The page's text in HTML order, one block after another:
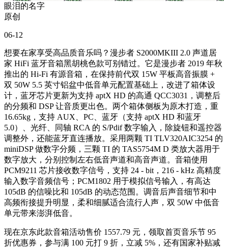
眼泪的名字
原创
06-12
想要在家享受高品质音乐吗？漫步者 S2000MKIII 2.0 声道居
家 HiFi 蓝牙音箱黑胡桃色款可别错过。它是漫步者 2019 年秋
推出的 Hi-Fi 有源音箱，在保持前代双 15W 平板高音振膜 +
双 50W 5.5 英寸铝盆中低音单元配置基础上，改进了箱体设
计，蓝牙芯片更新为支持 aptX HD 的高通 QCC3031，调整后
的分频和 DSP 让音质更出色。两个箱体侧板为原木打造，重
16.65kg，支持 AUX、PC、蓝牙（支持 aptX HD 和蓝牙
5.0）、光纤、同轴 RCA 的 S/Pdif 数字输入，除旋钮和遥控器
调整外，还能蓝牙直连播放。采用两颗 TI TLV320AIC3254 的
miniDSP 做数字分频，三颗 TI 的 TAS5754M D 类放大器用于
数字放大，分别控制左右低音声道和高音声道。音箱使用
PCM9211 芯片接收数字信号，支持 24 - bit，216 - kHz 高精度
输入数字音频信号；PCM1802 用于模拟信号输入，有高达
105dB 的信噪比和 105dB 的动态范围。调音后声音细节和中
高频衔接提升明显，柔和细腻适合流行人声，双 50W 中低音
单元带来澎湃低音。
现在京东此款音箱活动售价 1557.79 元，领取首页音乐节 95
折优惠券，参与满 100 元打 9 折，立减 5%，还有国家补贴减